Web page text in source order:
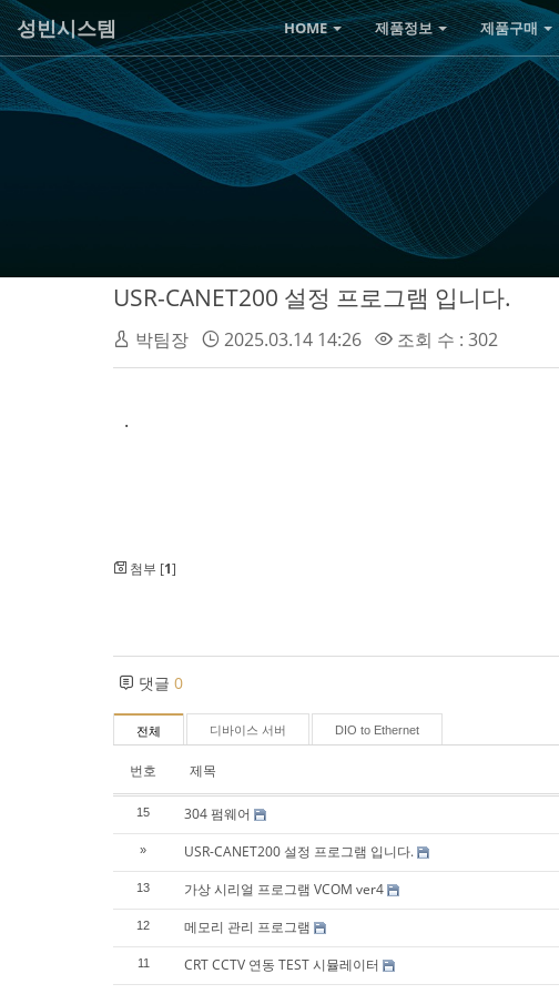
성빈시스템 HOME 제품정보 제품구매
USR-CANET200 설정 프로그램 입니다.
박팀장 2025.03.14 14:26 조회 수 : 302
.
첨부 [1]
댓글 0
전체 디바이스 서버 DIO to Ethernet
번호 제목
15 304 펌웨어
» USR-CANET200 설정 프로그램 입니다.
13 가상 시리얼 프로그램 VCOM ver4
12 메모리 관리 프로그램
11 CRT CCTV 연동 TEST 시뮬레이터